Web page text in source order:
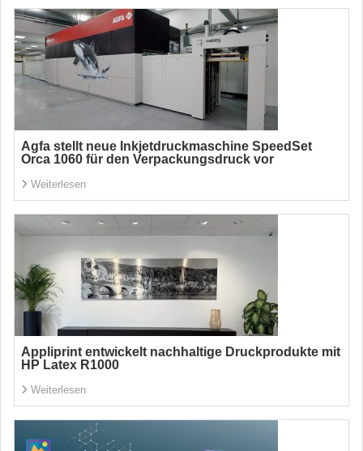
Agfa stellt neue Inkjetdruckmaschine SpeedSet
Orca 1060 für den Verpackungsdruck vor
Weiterlesen
Appliprint entwickelt nachhaltige Druckprodukte mit
HP Latex R1000
Weiterlesen